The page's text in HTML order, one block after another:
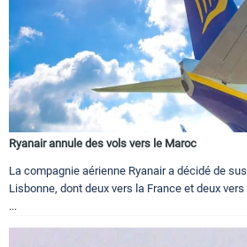
Ryanair annule des vols vers le Maroc
La compagnie aérienne Ryanair a décidé de
Lisbonne, dont deux vers la France et deux
...